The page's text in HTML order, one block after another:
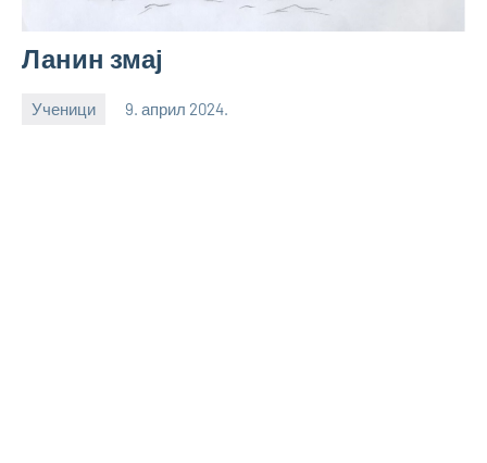
Ланин змај
Ученици 9. април 2024.
bstankovic